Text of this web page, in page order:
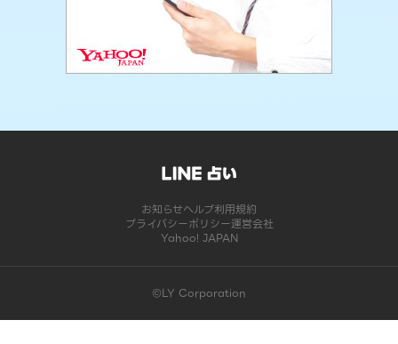
お知らせヘルプ利用規約
プライバシーポリシー運営会社
Yahoo! JAPAN
©LY Corporation
このコンテンツは掲載が終了しました | LINE占い